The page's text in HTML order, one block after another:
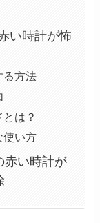
い時計が怖
る方法
は？
使い方
赤い時計が